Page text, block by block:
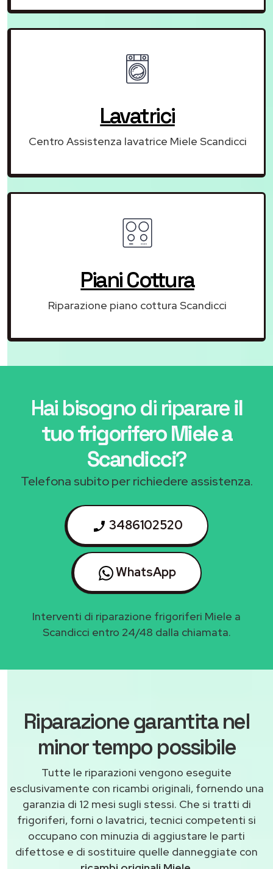
Lavatrici
Centro Assistenza lavatrice Miele Scandicci
Piani Cottura
Riparazione piano cottura Scandicci
Hai bisogno di riparareil
tuo frigorifero Miele a
Scandicci?
Telefona subito per richiedere assistenza.
3486102520
WhatsApp
Interventi di riparazione frigoriferi Miele a
Scandicci entro 24/48 dalla chiamata.
Riparazione garantita nel
minor tempo possibile
Tutte le riparazioni vengono eseguite
esclusivamente con ricambi originali, fornendo una
garanzia di 12 mesi sugli stessi. Che si tratti di
frigoriferi, forni o lavatrici, tecnici competenti si
occupano con minuzia di aggiustare le parti
difettose e di sostituire quelle danneggiate con